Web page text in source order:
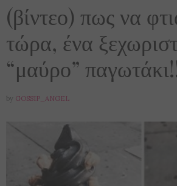
(βίντεο) πως να
τώρα, ένα
“μαύρο”
by GOSSIP_ANGEL